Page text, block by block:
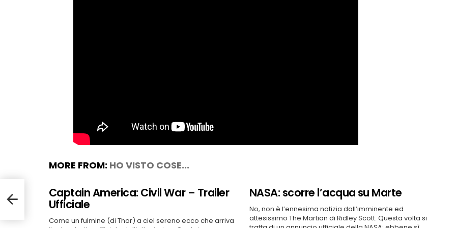
MORE FROM: HO VISTO COSE...
Captain America: Civil War – Trailer
Ufficiale
Come un fulmine (di Thor) a ciel sereno ecco che arriva
NASA: scorre l’acqua su Marte
No, non è l’ennesima notizia dall’imminente ed
attesissimo The Martian di Ridley Scott. Questa volta si